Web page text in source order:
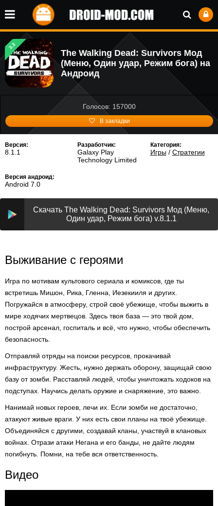
3.3
The Walking Dead: Survivors Мод
(Меню, Один удар, Режим бога) на
Андроид
Голосов: 157000
В закладки
Версия:
8.1.1
Разработчик:
Galaxy Play
Technology Limited
Категория:
Игры/ Стратегии
Версия андроид:
Android 7.0
Скачать The Walking Dead: Survivors Мод (Меню,
Один удар, Режим бога) v.8.1.1
Выживание с героями
Игра по мотивам культового сериала и комиксов, где ты
встретишь Мишон, Рика, Гленна, Иезекииля и других.
Погружайся в атмосферу, строй своё убежище, чтобы выжить в
мире ходячих мертвецов. Здесь твоя база — это твой дом,
построй арсенал, госпиталь и всё, что нужно, чтобы обеспечить
безопасность.
Отправляй отряды на поиски ресурсов, прокачивай
инфраструктуру. Жесть, нужно держать оборону, защищай свою
базу от зомби. Расставляй людей, чтобы уничтожать ходоков на
подступах. Научись делать оружие и снаряжение, это важно.
Нанимай новых героев, лечи их. Если зомби не достаточно,
атакуют живые враги. У них есть свои планы на твоё убежище.
Объединяйся с другими, создавай кланы, участвуй в клановых
войнах. Отрази атаки Негана и его банды, не дайте людям
погибнуть. Помни, на тебе вся ответственность.
Видео